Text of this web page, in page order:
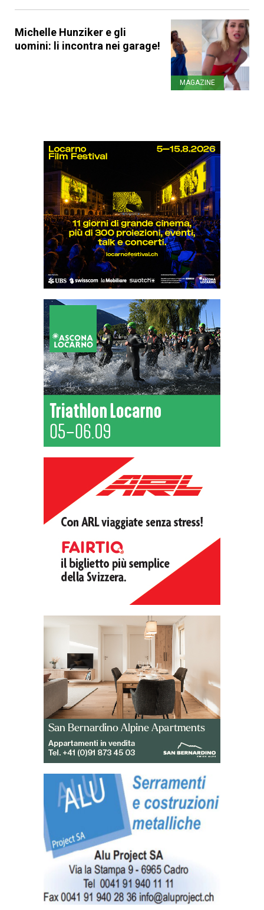
Michelle Hunziker e gli
uomini: li incontra nei garage!
MAGAZINE